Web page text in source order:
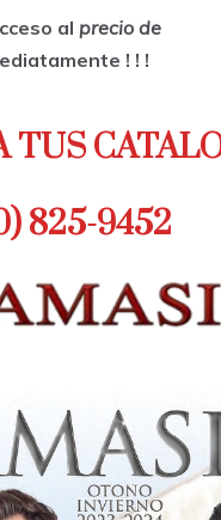
al precio de
! ! !
TUS
825-9452